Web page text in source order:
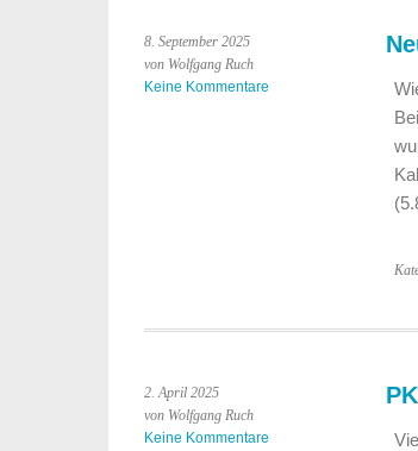
8. September 2025
von Wolfgang Ruch
Keine Kommentare
2. April 2025
von Wolfgang Ruch
Keine Kommentare